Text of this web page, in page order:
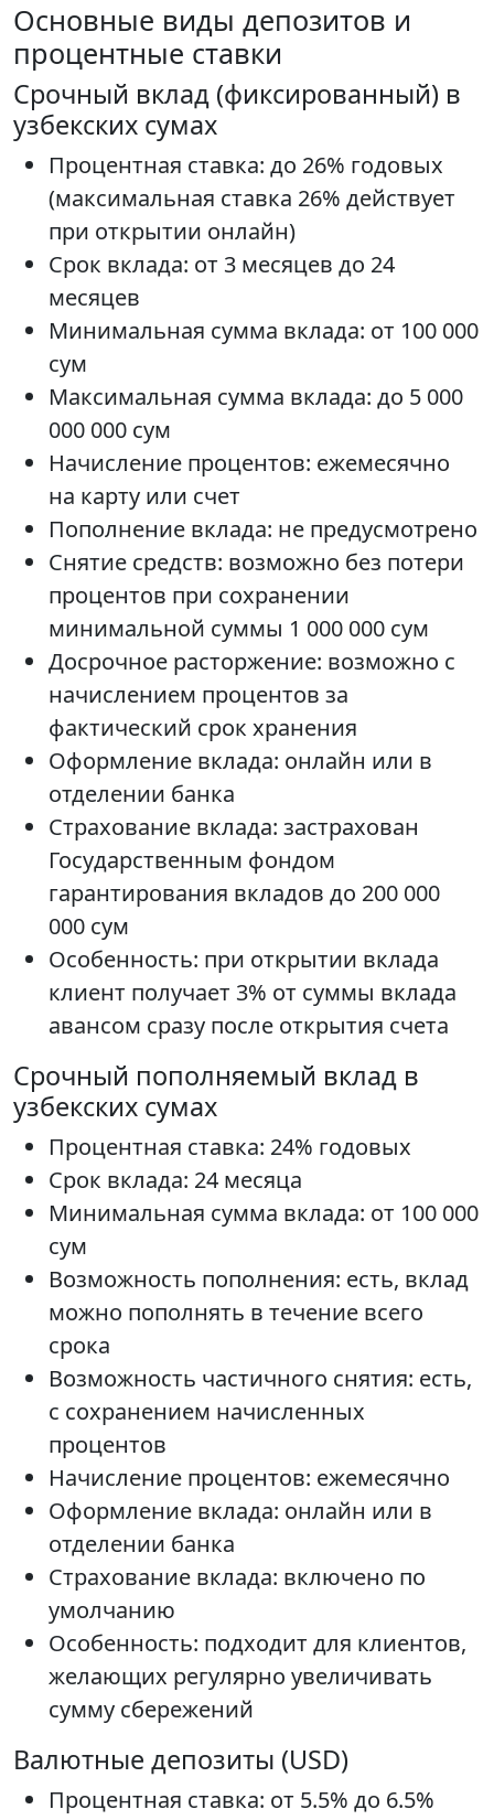
Основные виды депозитов и
процентные ставки
Срочный вклад (фиксированный) в
узбекских сумах
Процентная ставка: до 26% годовых
(максимальная ставка 26% действует
при открытии онлайн)
Срок вклада: от 3 месяцев до 24
месяцев
Минимальная сумма вклада: от 100 000
сум
Максимальная сумма вклада: до 5 000
000 000 сум
Начисление процентов: ежемесячно
на карту или счет
Пополнение вклада: не предусмотрено
Снятие средств: возможно без потери
процентов при сохранении
минимальной суммы 1 000 000 сум
Досрочное расторжение: возможно с
начислением процентов за
фактический срок хранения
Оформление вклада: онлайн или в
отделении банка
Страхование вклада: застрахован
Государственным фондом
гарантирования вкладов до 200 000
000 сум
Особенность: при открытии вклада
клиент получает 3% от суммы вклада
авансом сразу после открытия счета
Срочный пополняемый вклад в
узбекских сумах
Процентная ставка: 24% годовых
Срок вклада: 24 месяца
Минимальная сумма вклада: от 100 000
сум
Возможность пополнения: есть, вклад
можно пополнять в течение всего
срока
Возможность частичного снятия: есть,
с сохранением начисленных
процентов
Начисление процентов: ежемесячно
Оформление вклада: онлайн или в
отделении банка
Страхование вклада: включено по
умолчанию
Особенность: подходит для клиентов,
желающих регулярно увеличивать
сумму сбережений
Валютные депозиты (USD)
Процентная ставка: от 5.5% до 6.5%